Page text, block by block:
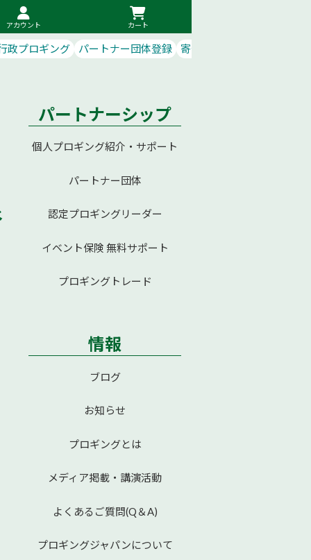
アカウント カート
政プロギング パートナー団体登録 寄付で応援
パートナーシップ
個人プロギング紹介・サポート
パートナー団体
認定プロギングリーダー
イベント保険 無料サポート
プロギングトレード
情報
ブログ
お知らせ
プロギングとは
メディア掲載・講演活動
よくあるご質問(Q＆A)
プロギングジャパンについて